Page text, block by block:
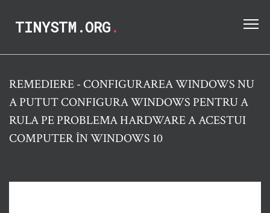
TINYSTM.ORG.
REMEDIERE - CONFIGURAREA WINDOWS NU
A PUTUT CONFIGURA WINDOWS PENTRU A
RULA PE PROBLEMA HARDWARE A ACESTUI
COMPUTER ÎN WINDOWS 10